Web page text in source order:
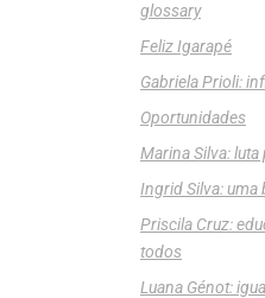
glossary
Feliz Igarapé
Gabriela Prioli:
Oportunidades
Marina Silva: luta
Ingrid Silva: uma
Priscila Cruz:
todos
Luana Génot: